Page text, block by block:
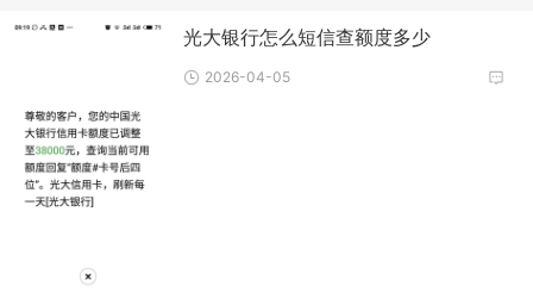
光大银行怎么短信查额度多少
2026-04-05